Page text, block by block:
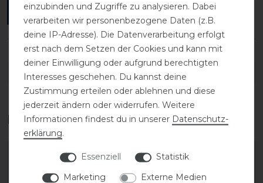
ANMELDEN
DETAILS ZUR PRODUKTSICHERHEIT
Das perfekte Zubehör für dich
-20%
einzubinden und Zugriffe zu analysieren. Dabei
verarbeiten wir personenbezogene Daten (z.B.
deine IP-Adresse). Die Datenverarbeitung erfolgt
erst nach dem Setzen der Cookies und kann mit
deiner Einwilligung oder aufgrund berechtigten
Interesses geschehen. Du kannst deine
Zustimmung erteilen oder ablehnen und diese
jederzeit ändern oder widerrufen. Weitere
Informationen findest du in unserer Daten­schutz­
erklärung.
Essenziell
Statistik
Marketing
Externe Medien